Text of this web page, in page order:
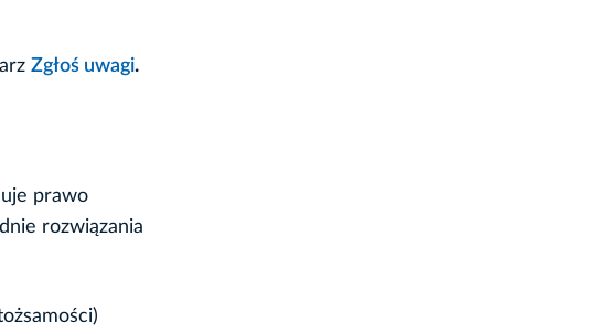
Zgłoś uwagi.
prawo
rozwiązania